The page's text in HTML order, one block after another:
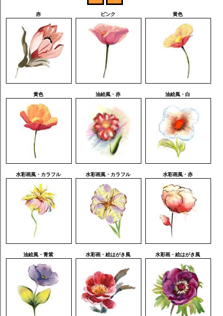
赤 ピンク 黄色
黄色 油絵風・赤 油絵風・白
水彩画風・カラフル 水彩画風・カラフル 水彩画風・赤
油絵風・青紫 水彩画・絵はがき風 水彩画・絵はがき風